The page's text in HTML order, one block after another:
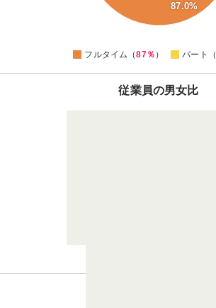
87.0%
フルタイム（87％ ） パート（
従業員の男女比